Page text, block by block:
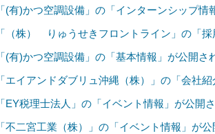
「(有)かつ空調設備」の「インターンシップ情
「（株） りゅうせきフロントライン」の「採
「(有)かつ空調設備」の「基本情報」が公開さ
「エイアンドダブリュ沖縄（株）」の「会社紹
「EY税理士法人」の「イベント情報」が公開さ
「不二宮工業（株）」の「イベント情報」が公